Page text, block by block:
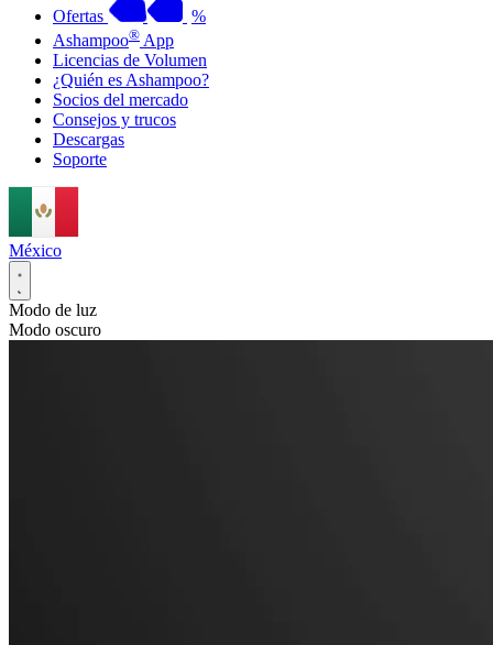
Ofertas
%
Ashampoo® App
Licencias de Volumen
¿Quién es Ashampoo?
Socios del mercado
Consejos y trucos
Descargas
Soporte
México
Modo de luz
Modo oscuro